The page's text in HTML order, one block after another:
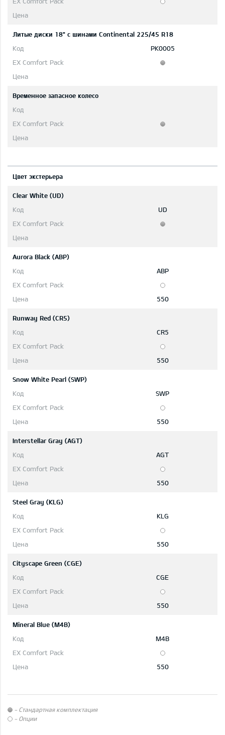
Литые диски 18" с шинами Continental 225/45 R18
PK0005
Временное запасное колесо
Цвет экстерьера
Clear White (UD)
UD
Aurora Black (ABP)
ABP
550
Runway Red (CR5)
CR5
550
Snow White Pearl (SWP)
SWP
550
Interstellar Gray (AGT)
AGT
550
Steel Gray (KLG)
KLG
550
Cityscape Green (CGE)
CGE
550
Mineral Blue (M4B)
M4B
550
- Стандартная комплектация
- Опции